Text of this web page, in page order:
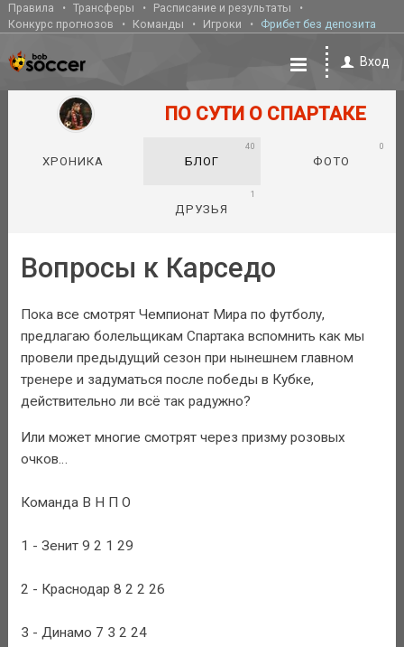
Правила Трансферы
Расписание и результаты
Конкурс прогнозов
Команды Игроки Фрибет без депозита
Вход
ПО СУТИ О СПАРТАКЕ
ХРОНИКА БЛОГ
40
ФОТО
0
ДРУЗЬЯ
1
Вопросы к Карседо
Пока все смотрят Чемпионат Мира по футболу,
предлагаю болельщикам Спартака вспомнить как мы
провели предыдущий сезон при нынешнем главном
тренере и задуматься после победы в Кубке,
действительно ли всё так радужно?
Или может многие смотрят через призму розовых
очков…
Команда В Н П О
1 - Зенит 9 2 1 29
2 - Краснодар 8 2 2 26
3 - Динамо 7 3 2 24